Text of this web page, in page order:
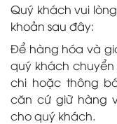
Quý khách vui
khoản sau đây:
Để hàng hóa và
quý khách chuyển
chi hoặc thông
căn cứ giữ hàng
cho quý khách.